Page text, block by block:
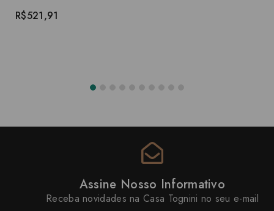
R$521,91
Assine Nosso Informativo
Receba novidades na Casa Tognini no seu e-mail